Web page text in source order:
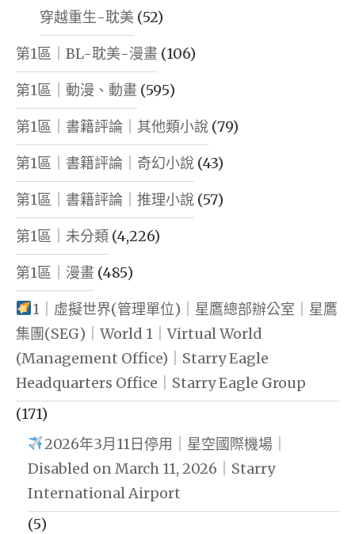
穿越重生-耽美 (52)
第1區｜BL-耽美-漫畫 (106)
第1區｜動漫、動畫 (595)
第1區｜書籍評論｜其他類小說 (79)
第1區｜書籍評論｜奇幻小說 (43)
第1區｜書籍評論｜推理小說 (57)
第1區｜未分類 (4,226)
第1區｜漫畫 (485)
1｜虛擬世界(管理單位)｜星鷹總部辦公室｜星鷹
集團(SEG)｜World 1｜Virtual World
(Management Office)｜Starry Eagle
Headquarters Office｜Starry Eagle Group
(171)
2026年3月11日停用｜星空國際機場｜
Disabled on March 11, 2026｜Starry
International Airport
(5)